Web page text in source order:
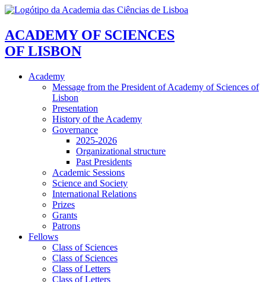
ACADEMY OF SCIENCES
OF LISBON
Academy
Message from the President of Academy of Sciences of
Lisbon
Presentation
History of the Academy
Governance
2025-2026
Organizational structure
Past Presidents
Academic Sessions
Science and Society
International Relations
Prizes
Grants
Patrons
Fellows
Class of Sciences
Class of Sciences
Class of Letters
Class of Letters